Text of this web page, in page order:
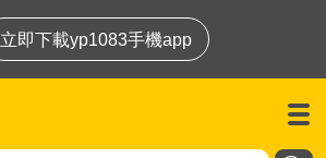
立即下載yp1083手機app